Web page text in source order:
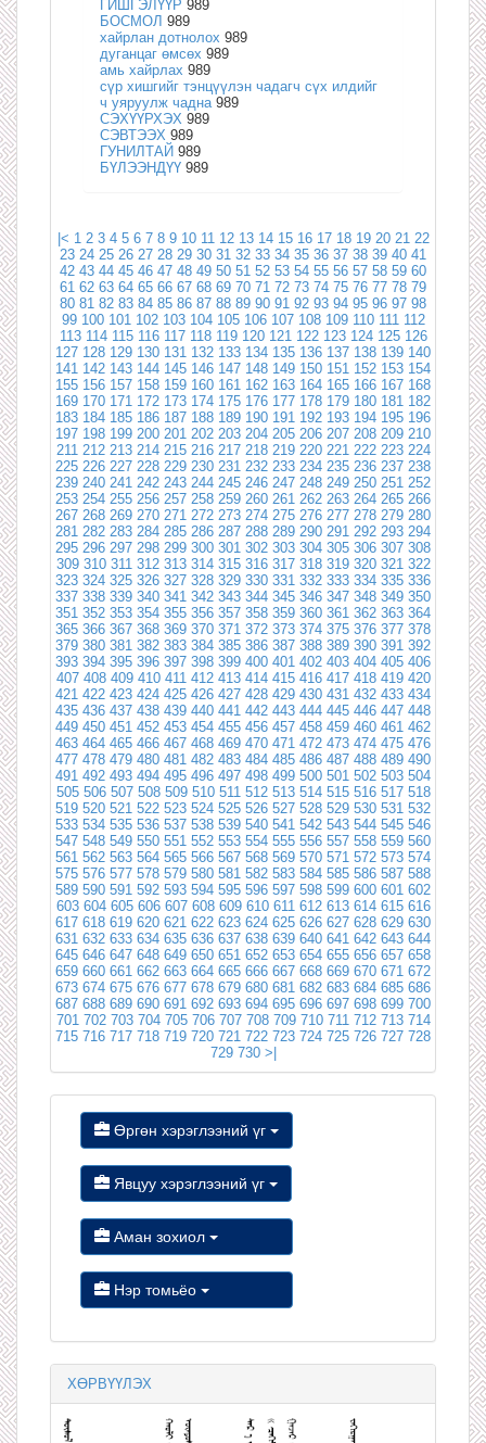
ГИШГЭЛҮҮР 989
БОСМОЛ 989
хайрлан дотнолох 989
дуганцаг өмсөх 989
амь хайрлах 989
сүр хишгийг тэнцүүлэн чадагч сүх илдийг
ч уяруулж чадна 989
СЭХҮҮРХЭХ 989
СЭВТЭЭХ 989
ГУНИЛТАЙ 989
БҮЛЭЭНДҮҮ 989
|< 1 2 3 4 5 6 7 8 9 10 11 12 13 14 15 16 17 18 19 20 21 22
23 24 25 26 27 28 29 30 31 32 33 34 35 36 37 38 39 40 41
42 43 44 45 46 47 48 49 50 51 52 53 54 55 56 57 58 59 60
61 62 63 64 65 66 67 68 69 70 71 72 73 74 75 76 77 78 79
80 81 82 83 84 85 86 87 88 89 90 91 92 93 94 95 96 97 98
99 100 101 102 103 104 105 106 107 108 109 110 111 112
113 114 115 116 117 118 119 120 121 122 123 124 125 126
127 128 129 130 131 132 133 134 135 136 137 138 139 140
141 142 143 144 145 146 147 148 149 150 151 152 153 154
155 156 157 158 159 160 161 162 163 164 165 166 167 168
169 170 171 172 173 174 175 176 177 178 179 180 181 182
183 184 185 186 187 188 189 190 191 192 193 194 195 196
197 198 199 200 201 202 203 204 205 206 207 208 209 210
211 212 213 214 215 216 217 218 219 220 221 222 223 224
225 226 227 228 229 230 231 232 233 234 235 236 237 238
239 240 241 242 243 244 245 246 247 248 249 250 251 252
253 254 255 256 257 258 259 260 261 262 263 264 265 266
267 268 269 270 271 272 273 274 275 276 277 278 279 280
281 282 283 284 285 286 287 288 289 290 291 292 293 294
295 296 297 298 299 300 301 302 303 304 305 306 307 308
309 310 311 312 313 314 315 316 317 318 319 320 321 322
323 324 325 326 327 328 329 330 331 332 333 334 335 336
337 338 339 340 341 342 343 344 345 346 347 348 349 350
351 352 353 354 355 356 357 358 359 360 361 362 363 364
365 366 367 368 369 370 371 372 373 374 375 376 377 378
379 380 381 382 383 384 385 386 387 388 389 390 391 392
393 394 395 396 397 398 399 400 401 402 403 404 405 406
407 408 409 410 411 412 413 414 415 416 417 418 419 420
421 422 423 424 425 426 427 428 429 430 431 432 433 434
435 436 437 438 439 440 441 442 443 444 445 446 447 448
449 450 451 452 453 454 455 456 457 458 459 460 461 462
463 464 465 466 467 468 469 470 471 472 473 474 475 476
477 478 479 480 481 482 483 484 485 486 487 488 489 490
491 492 493 494 495 496 497 498 499 500 501 502 503 504
505 506 507 508 509 510 511 512 513 514 515 516 517 518
519 520 521 522 523 524 525 526 527 528 529 530 531 532
533 534 535 536 537 538 539 540 541 542 543 544 545 546
547 548 549 550 551 552 553 554 555 556 557 558 559 560
561 562 563 564 565 566 567 568 569 570 571 572 573 574
575 576 577 578 579 580 581 582 583 584 585 586 587 588
589 590 591 592 593 594 595 596 597 598 599 600 601 602
603 604 605 606 607 608 609 610 611 612 613 614 615 616
617 618 619 620 621 622 623 624 625 626 627 628 629 630
631 632 633 634 635 636 637 638 639 640 641 642 643 644
645 646 647 648 649 650 651 652 653 654 655 656 657 658
659 660 661 662 663 664 665 666 667 668 669 670 671 672
673 674 675 676 677 678 679 680 681 682 683 684 685 686
687 688 689 690 691 692 693 694 695 696 697 698 699 700
701 702 703 704 705 706 707 708 709 710 711 712 713 714
715 716 717 718 719 720 721 722 723 724 725 726 727 728
729 730 >|
Өргөн хэрэглээний үг
Явцуу хэрэглээний үг
Аман зохиол
Нэр томьёо
ХӨРВҮҮЛЭХ